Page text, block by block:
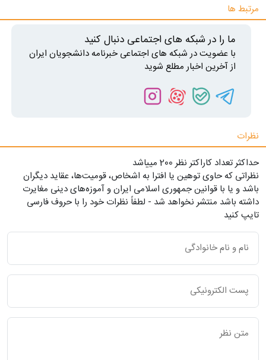
مرتبط ها
ما را در شبکه های اجتماعی دنبال کنید
با عضویت در شبکه های اجتماعی خبرنامه دانشجویان ایران
از آخرین اخبار مطلع شوید
نظرات
حداکثر تعداد کاراکتر نظر 200 ميياشد
نظراتی که حاوی توهین یا افترا به اشخاص، قومیت‌ها، عقاید دیگران
باشد و یا با قوانین جمهوری اسلامی ایران و آموزه‌های دینی مغایرت
داشته باشد منتشر نخواهد شد - لطفاً نظرات خود را با حروف فارسی
تایپ کنید